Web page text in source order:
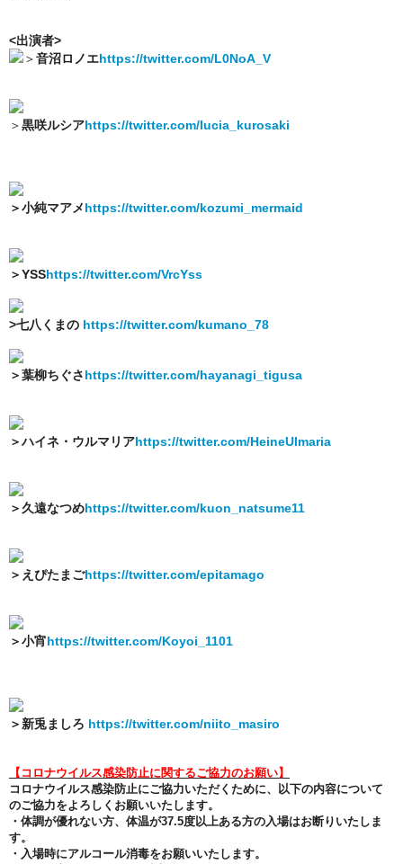
<出演者>
＞音沼ロノエhttps://twitter.com/L0NoA_V
＞黒咲ルシアhttps://twitter.com/lucia_kurosaki
＞小純マアメhttps://twitter.com/kozumi_mermaid
＞YSShttps://twitter.com/VrcYss
>七八くまの https://twitter.com/kumano_78
＞葉柳ちぐさhttps://twitter.com/hayanagi_tigusa
＞ハイネ・ウルマリアhttps://twitter.com/HeineUlmaria
＞久遠なつめhttps://twitter.com/kuon_natsume11
＞えぴたまごhttps://twitter.com/epitamago
＞小宵https://twitter.com/Koyoi_1101
＞新兎ましろ https://twitter.com/niito_masiro
【コロナウイルス感染防止に関するご協力のお願い】
コロナウイルス感染防止にご協力いただくために、以下の内容について
のご協力をよろしくお願いいたします。
・体調が優れない方、体温が37.5度以上ある方の入場はお断りいたしま
す。
・入場時にアルコール消毒をお願いいたします。